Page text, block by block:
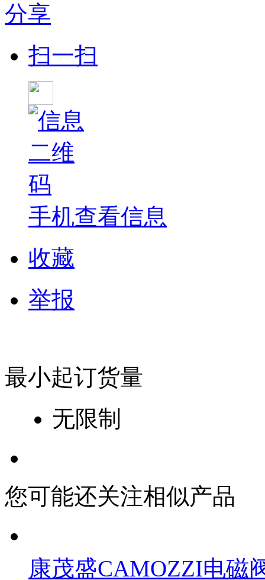
分享
扫一扫
手机查看信息
收藏
举报
最小起订货量
无限制
您可能还关注相似产品
康茂盛CAMOZZI电磁